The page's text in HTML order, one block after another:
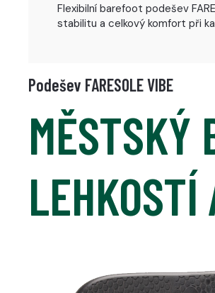
Flexibilní barefoot podešev
stabilitu a celkový komfort při
Podešev FARESOLE VIBE
MĚSTSKÝ